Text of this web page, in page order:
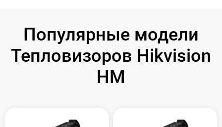
Популярные модели
Тепловизоров Hikvision
HM